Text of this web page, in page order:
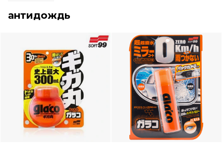
антидождь